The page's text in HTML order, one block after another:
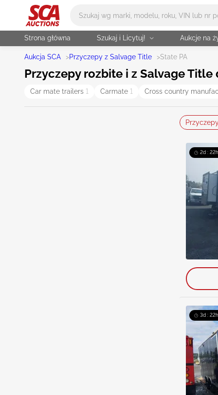
Strona główna Szukaj i Licytuj! Aukcje na
Aukcja SCA >Przyczepy z Salvage Title >State PA
Przyczepy rozbite i z Salvage
Car mate trailers 1 Carmate 1 Cross country
2d :
3d :